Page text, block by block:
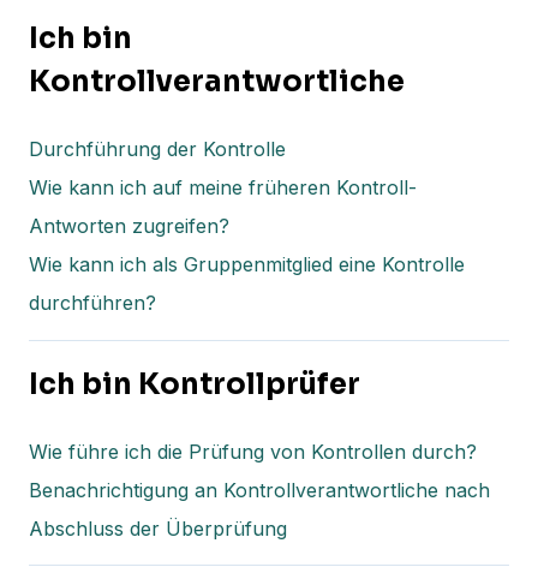
Ich bin
Kontrollverantwortliche
Durchführung der Kontrolle
Wie kann ich auf meine früheren Kontroll-
Antworten zugreifen?
Wie kann ich als Gruppenmitglied eine Kontrolle
durchführen?
Ich bin Kontrollprüfer
Wie führe ich die Prüfung von Kontrollen durch?
Benachrichtigung an Kontrollverantwortliche nach
Abschluss der Überprüfung